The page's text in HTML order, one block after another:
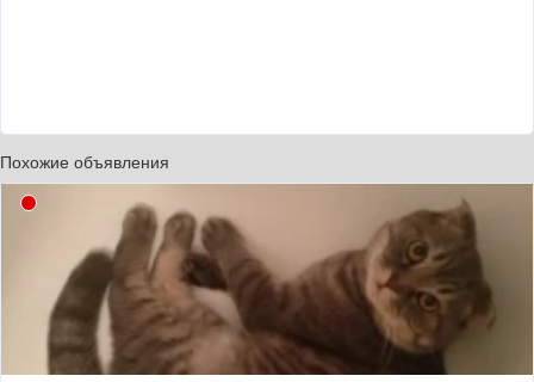
Похожие объявления